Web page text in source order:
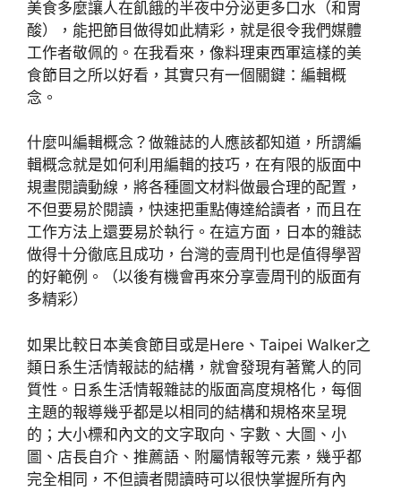
美食多麼讓人在飢餓的半夜中分泌更多口水（和胃
酸），能把節目做得如此精彩，就是很令我們媒體
工作者敬佩的。在我看來，像料理東西軍這樣的美
食節目之所以好看，其實只有一個關鍵：編輯概
念。
什麼叫編輯概念？做雜誌的人應該都知道，所謂編
輯概念就是如何利用編輯的技巧，在有限的版面中
規畫閱讀動線，將各種圖文材料做最合理的配置，
不但要易於閱讀，快速把重點傳達給讀者，而且在
工作方法上還要易於執行。在這方面，日本的雜誌
做得十分徹底且成功，台灣的壹周刊也是值得學習
的好範例。（以後有機會再來分享壹周刊的版面有
多精彩）
如果比較日本美食節目或是Here、Taipei Walker之
類日系生活情報誌的結構，就會發現有著驚人的同
質性。日系生活情報雜誌的版面高度規格化，每個
主題的報導幾乎都是以相同的結構和規格來呈現
的；大小標和內文的文字取向、字數、大圖、小
圖、店長自介、推薦語、附屬情報等元素，幾乎都
完全相同，不但讀者閱讀時可以很快掌握所有內